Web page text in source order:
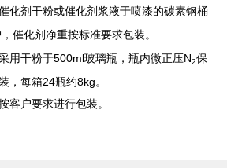
化剂干粉或催化剂浆液于喷漆的碳素钢桶
催化剂净重按标准要求包装。
用干粉于500ml玻璃瓶，瓶内微正压N2保
，每箱24瓶约8kg。
客户要求进行包装。